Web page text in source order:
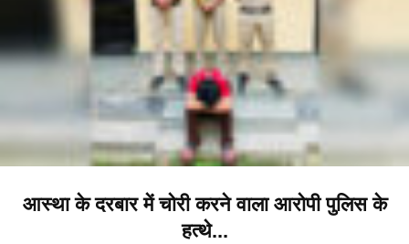
आस्था के दरबार में चोरी करने वाला आरोपी पुलिस के
हत्थे...